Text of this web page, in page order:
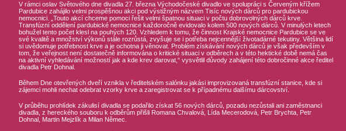
V rámci oslav Světového dne divadla 27. března Východočeské divadlo ve spolupráci s Červeným křížem
Pardubice zahájilo velmi prospěšnou akci pod výstižným názvem Tisíc nových dárců pro pardubickou
nemocnici. „Touto akcí chceme pomoci řešit velmi špatnou situaci v počtu dobrovolných dárců krve.
Transfúzní oddělení pardubické nemocnice každoročně evidovalo kolem 500 nových dárců. V minulých letech
bohužel tento počet klesl na pouhých 120. Vzhledem k tomu, že činnost Krajské nemocnice Pardubice se ve
své kvalitě a množství výkonů stále rozrůstá, zvyšuje se i potřeba nejcennější životadárné tekutiny. Většina lidí
si uvědomuje potřebnost krve a je ochotna ji věnovat. Problém získávání nových dárců je však především v
tom, že veřejnost není dostatečně informována o kritické situaci v odběrech a v této hektické době nemá čas
na aktivní vyhledávání možností jak a kde krev darovat,“ vysvětlil důvody zahájení této dobročinné akce ředitel
divadla Petr Dohnal.
Během Dne otevřených dveří vznikla v ředitelském salónku jakási improvizovaná transfúzní stanice, kde si
zájemci mohli nechat odebrat vzorky krve a zaregistrovat se k případnému dalšímu dárcovství.
V průběhu prohlídek zákulisí divadla se podařilo získat 56 nových dárců, pozadu nezůstali ani zaměstnanci
divadla, z hereckého souboru k odběrům přišli Romana Chvalová, Lída Mecerodová, Petr Brychta, Petr
Dohnal, Martin Mejzlík a Milan Němec.